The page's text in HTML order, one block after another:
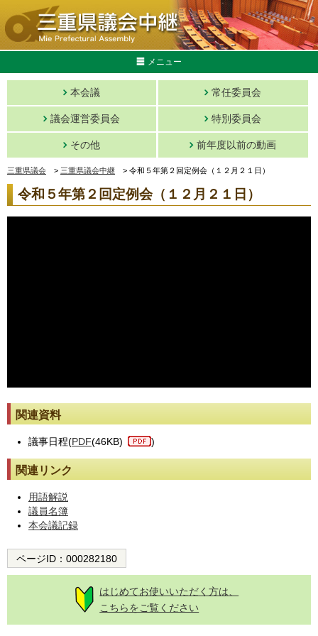
メニュー
本会議 常任委員会
議会運営委員会 特別委員会
その他 前年度以前の動画
三重県議会 > 三重県議会中継 > 令和５年第２回定例会（１２月２１日）
令和５年第２回定例会（１２月２１日）
関連資料
議事日程(PDF(46KB) )
関連リンク
用語解説
議員名簿
本会議記録
ページID： 000282180
はじめてお使いいただく方は、
こちらをご覧ください